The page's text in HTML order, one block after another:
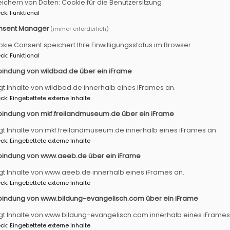
Unter Heiden
trotzdem Christ bleibe - Was kann das 21.
Gespräch am Dienstag, 7. Oktober, 19.00 Uhr in der
In meiner Kindheit war das eine
ja manchmal komme ich mir vor wie ein Tier, das im
an Gott glauben? Und wie kann man immer noch
ist? Es ist tatsächlich so, dass ich in meinem
meinem Job (linksliberale Zeitung) von Menschen
oft nur noch an Missbrauch und Vertuschung denken.“
Tobias Haberl selber über den Anlass für sein Buch.
Mensch und Mitglied der Kirche immer weniger
vom Glauben und den Ritualen der Kirche
von Daten: Cookie für die Benutzersitzung
:Funktional
Manager(immer erforderlich)
Consent speichert Ihre Einwilligungsstatus im Browser
:Funktional
von wildbad.de über ein iFrame
Inhalte von wildbad.de innerhalb eines iFrames an.
:Eingebettete externe Inhalte
von mkf.freilandmuseum.de über ein iFrame
Inhalte von mkf.freilandmuseum.de innerhalb eines iFrames an.
:Eingebettete externe Inhalte
von www.aeeb.de über ein iFrame
Inhalte von www.aeeb.de innerhalb eines iFrames an.
:Eingebettete externe Inhalte
von www.bildung-evangelisch.com über ein iFrame
Inhalte von www.bildung-evangelisch.com innerhalb eines
:Eingebettete externe Inhalte